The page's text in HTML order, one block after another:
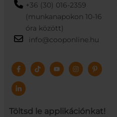
+36 (30) 016-2359
(munkanapokon 10-16
óra között)
info@cooponline.hu
Töltsd le applikációnkat!